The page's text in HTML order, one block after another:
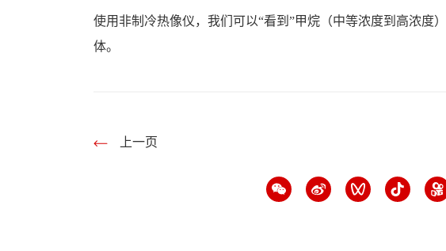
使用非制冷热像仪，我们可以“看到”甲烷（中等浓度到高浓度
体。
上一页